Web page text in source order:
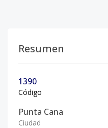
Resumen
1390
Código
Punta Cana
Ciudad